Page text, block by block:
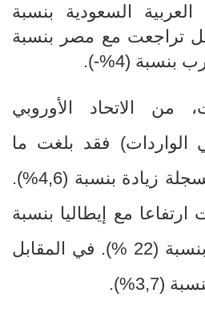
ومع العربية السعودية بنسبة
تراجعت مع مصر بنسبة
من الاتحاد الأوروبي
الواردات) فقد بلغت ما
%
).
مع إيطاليا بنسبة
(22
%
). في المقابل
(3,7
%
).